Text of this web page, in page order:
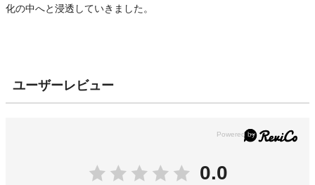
化の中へと浸透していきました。
ユーザーレビュー
0.0